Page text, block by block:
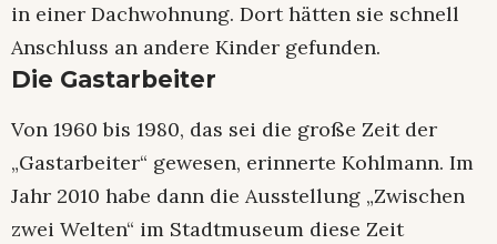
in einer Dachwohnung. Dort hätten sie schnell
Anschluss an andere Kinder gefunden.
Die Gastarbeiter
Von 1960 bis 1980, das sei die große Zeit der
„Gastarbeiter“ gewesen, erinnerte Kohlmann. Im
Jahr 2010 habe dann die Ausstellung „Zwischen
zwei Welten“ im Stadtmuseum diese Zeit